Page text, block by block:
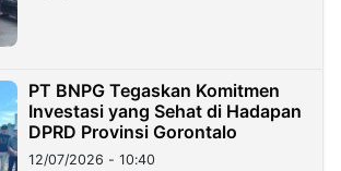
PT BNPG Tegaskan Komitmen
Investasi yang Sehat di Hadapan
DPRD Provinsi Gorontalo
12/07/2026 - 10:40